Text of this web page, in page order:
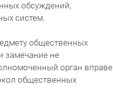
обсуждений;
систем.
общественных
замечание не
орган вправе
общественных